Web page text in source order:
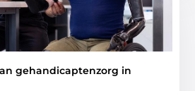
gehandicaptenzorg in